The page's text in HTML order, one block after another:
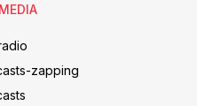
zapping